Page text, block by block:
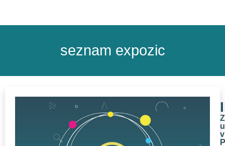
seznam expozic
v